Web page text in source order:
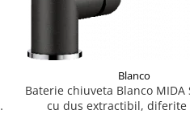
Blanco
Baterie chiuveta Blanco MIDA
cu dus extractibil, diferite